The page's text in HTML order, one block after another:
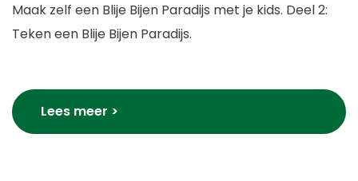
Maak zelf een Blije Bijen Paradijs met je kids. Deel 2:
Teken een Blije Bijen Paradijs.
Lees meer >